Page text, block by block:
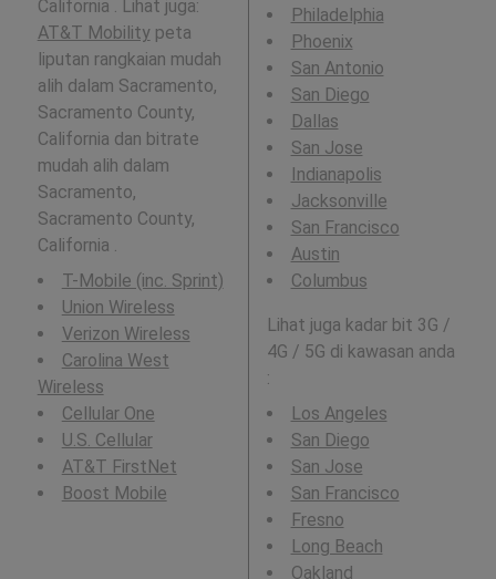
California . Lihat juga:
AT&T Mobilitypeta
liputan rangkaian mudah
alih dalam Sacramento,
Sacramento County,
California dan bitrate
mudah alih dalam
Sacramento,
Sacramento County,
California .
T-Mobile (inc. Sprint)
Union Wireless
Verizon Wireless
Carolina West
Wireless
Cellular One
U.S. Cellular
AT&T FirstNet
Boost Mobile
Philadelphia
Phoenix
San Antonio
San Diego
Dallas
San Jose
Indianapolis
Jacksonville
San Francisco
Austin
Columbus
Lihat juga kadar bit 3G /
4G / 5G di kawasan anda
:
Los Angeles
San Diego
San Jose
San Francisco
Fresno
Long Beach
Oakland